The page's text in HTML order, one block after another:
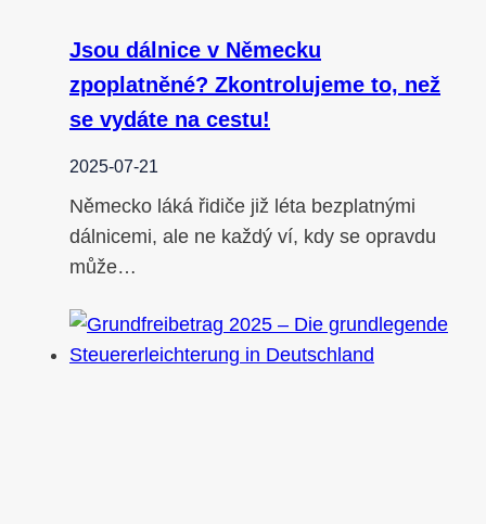
Jsou dálnice v Německu
zpoplatněné? Zkontrolujeme to, než
se vydáte na cestu!
2025-07-21
Německo láká řidiče již léta bezplatnými
dálnicemi, ale ne každý ví, kdy se opravdu
může…